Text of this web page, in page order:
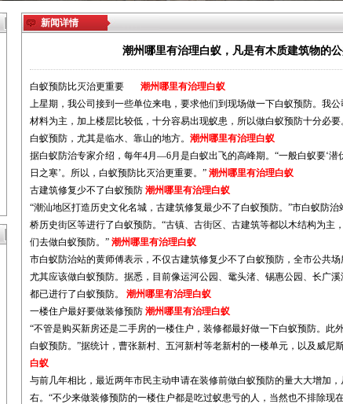
新闻详情
潮州哪里有治理白蚁，凡是有木质建筑物的
白蚁预防比灭治更重要 潮州哪里有治理白蚁
上星期，我公司接到一些单位来电，要求他们到现场做一下白蚁预防。我
材料为主，加上楼层比较低，十分容易出现蚁患，所以做白蚁预防十分必
白蚁预防，尤其是临水、靠山的地方。 潮州哪里有治理白蚁
据白蚁防治专家介绍，每年4月—6月是白蚁出飞的高峰期。“一般白蚁要‘
日之寒’。所以，白蚁预防比灭治更重要。” 潮州哪里有治理白蚁
古建筑修复少不了白蚁预防 潮州哪里有治理白蚁
“潮汕地区打造历史文化名城，古建筑修复最少不了白蚁预防。”市白蚁防
桥历史街区等进行了白蚁预防。“古镇、古街区、古建筑等都以木结构为
们去做白蚁预防。” 潮州哪里有治理白蚁
市白蚁防治站的黄师傅表示，不仅古建筑修复少不了白蚁预防，全市公共
尤其应该做白蚁预防。据悉，目前像运河公园、鼋头渚、锡惠公园、长广
都已进行了白蚁预防。 潮州哪里有治理白蚁
一楼住户最好要做装修预防 潮州哪里有治理白蚁
“不管是购买新房还是二手房的一楼住户，装修都最好做一下白蚁预防。
白蚁预防。”据统计，曹张新村、五河新村等老新村的一楼单元，以及威尼
白蚁
与前几年相比，最近两年市民主动申请在装修前做白蚁预防的量大大增加
右。“不少来做装修预防的一楼住户都是吃过蚁患亏的人，当然也不排除现